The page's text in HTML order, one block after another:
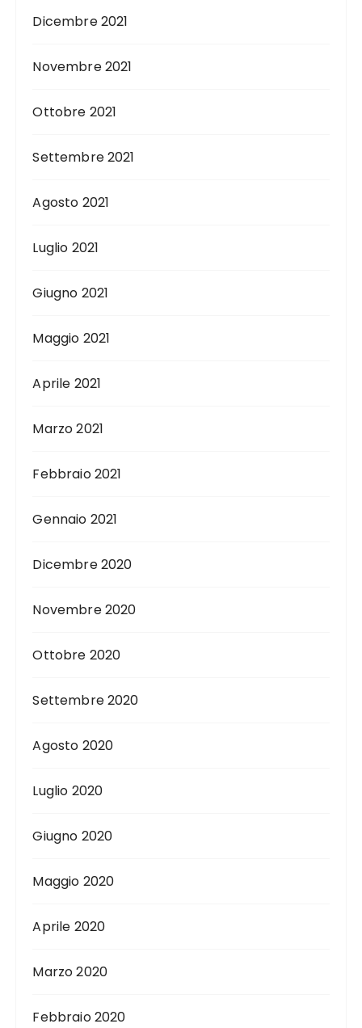
Dicembre 2021
Novembre 2021
Ottobre 2021
Settembre 2021
Agosto 2021
Luglio 2021
Giugno 2021
Maggio 2021
Aprile 2021
Marzo 2021
Febbraio 2021
Gennaio 2021
Dicembre 2020
Novembre 2020
Ottobre 2020
Settembre 2020
Agosto 2020
Luglio 2020
Giugno 2020
Maggio 2020
Aprile 2020
Marzo 2020
Febbraio 2020